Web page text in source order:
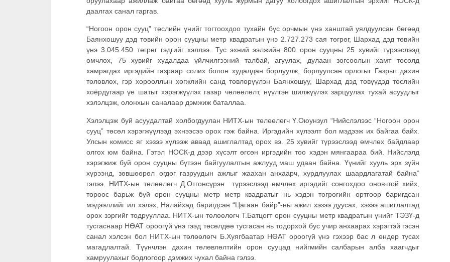
даалгах санал гаргав.
“Ногоон орон сууц” төслийн үнийг тогтоохдоо тухайн бүс орчмын үнэ ханштай уялдуулсан бөгөөд
Баянхошуу дэд төвийн орон сууцны метр квадратын үнэ 2.727.273 сая төгрөг, Шархад дэд төвийн
үнэ 3.045.450 төгрөг гэдгийг хэллээ. Тус эхний ээлжийн 800 орон сууцны 25 хувийг түрээслээд
өмчлөх, 75 хувийг худалдаа үйлчилгээний талбай, агуулах, дулаан зогсоолын хамт төсөлд
хамрагдах иргэдийн газраар солих болон худалдан борлуулж, борлуулсан орлогыг Газрыг дахин
төлөвлөх, гэр хорооллын хөгжлийн санд төвлөрүүлэн Баянхошуу, Шархад дэд төвүүдэд төслийн
хоёрдугаар үе шатыг хэрэгжүүлэх газар чөлөөлөлт, нүүлгэн шилжүүлэх зарцуулах тухай асуудлыг
хэлэлцэж, олонхын саналаар дэмжиж баталлаа.
Хэлэлцэж буй асуудалтай холбогдуулан НИТХ-ын төлөөлөгч Ү.Оюунзул “Нийслэлээс “Ногоон орон
сууц” төсөл хэрэгжүүлээд эхнээсээ орох гэж байна. Иргэдийн хүлээлт бол мэдээж их байгаа байх.
Улсын комисс яг хэзээ хүлээж аваад ашиглалтад орох вэ. 25 хувийг түрээслээд өмчлөх байдлаар
олгох юм байна. Гэтэл НОСК-д дээр хүсэлт өгсөн иргэдийн тоо хэдэн мянгаараа бий. Нийслэлд
хэрэгжиж буй орон сууцны бүтээн байгуулалтын ажлууд маш удаан байна. Үүнийг хууль эрх зүйн
хүрээнд, зөвшөөрөл өгдөг газруудын ажлыг жаахан анхаарч, хурдлуулах шаардлагатай байна”
гэлээ. НИТХ-ын төлөөлөгч Д.Отгонсүрэн түрээслээд өмчлөх иргэдийг сонгохдоо оновчтой хийх,
төрөөс барьж буй орон сууцны метр метр квадратыг нь хэдэн төгрөгийн өртгөөр баригдсан
мэдээллийг ил хэлэх, Налайхад баригдсан “Цагаан байр”-ны ажил хэзээ дуусах, хэзээ ашиглалтад
орох зэргийг тодрууллаа. НИТХ-ын төлөөлөгч Т.Батцогт орон сууцны метр квадратын үнийг ТЭЗҮ-д
тусгаснаар НӨАТ ороогүй үнэ гээд төсөлдөө тусгасан нь тодорхой бус учир анхаарах хэрэгтэй гэсэн
санал хэлсэн бол НИТХ-ын төлөөлөгч Б.Хуягбаатар НӨАТ ороогүй үнэ гэхээр бас л өндөр тусах
магадлалтай. Түүнчлэн дахин төлөвлөлтийн орон сууцад нийгмийн салбарын алба хаагчдыг
хамруулахыг бодлогоор дэмжих чухал байна гэлээ.